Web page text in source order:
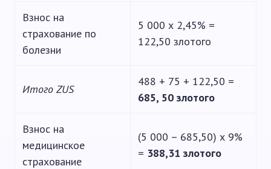
Взнос на
страхование по
болезни
5 000 х 2,45% =
122,50 злотого
Итого ZUS
488 + 75 + 122,50 =
685, 50 злотого
Взнос на
медицинское
страхование
(5 000 – 685,50) х 9%
= 388,31 злотого